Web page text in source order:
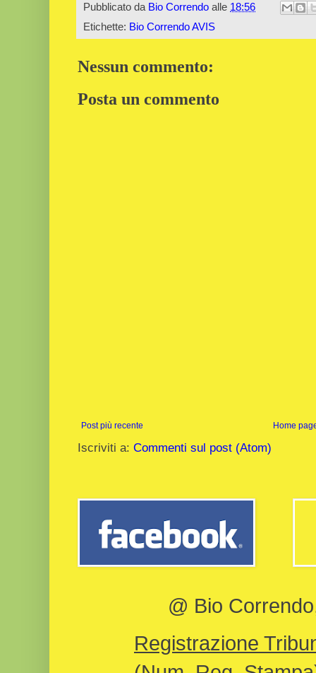
Pubblicato da Bio Correndo alle 18:56
Etichette: Bio Correndo AVIS
Nessun commento:
Posta un commento
Post più recente Home
Iscriviti a: Commenti sul post (Atom)
@ Bio
Registrazione